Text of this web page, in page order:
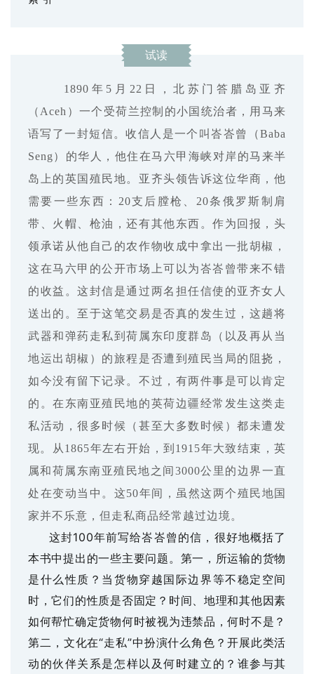
试读
1890年5月22日，北苏门答腊岛亚齐
（Aceh）一个受荷兰控制的小国统治者，用马来
语写了一封短信。收信人是一个叫峇峇曾（Baba
Seng）的华人，他住在马六甲海峡对岸的马来半
岛上的英国殖民地。亚齐头领告诉这位华商，他
需要一些东西：20支后膛枪、20条俄罗斯制肩
带、火帽、枪油，还有其他东西。作为回报，头
领承诺从他自己的农作物收成中拿出一批胡椒，
这在马六甲的公开市场上可以为峇峇曾带来不错
的收益。这封信是通过两名担任信使的亚齐女人
送出的。至于这笔交易是否真的发生过，这趟将
武器和弹药走私到荷属东印度群岛（以及再从当
地运出胡椒）的旅程是否遭到殖民当局的阻挠，
如今没有留下记录。不过，有两件事是可以肯定
的。在东南亚殖民地的英荷边疆经常发生这类走
私活动，很多时候（甚至大多数时候）都未遭发
现。从1865年左右开始，到1915年大致结束，英
属和荷属东南亚殖民地之间3000公里的边界一直
处在变动当中。这50年间，虽然这两个殖民地国
家并不乐意，但走私商品经常越过边境。
这封100年前写给峇峇曾的信，很好地概括了
本书中提出的一些主要问题。第一，所运输的货物
是什么性质？当货物穿越国际边界等不稳定空间
时，它们的性质是否固定？时间、地理和其他因素
如何帮忙确定货物何时被视为违禁品，何时不是？
第二，文化在“走私”中扮演什么角色？开展此类活
动的伙伴关系是怎样以及何时建立的？谁参与其